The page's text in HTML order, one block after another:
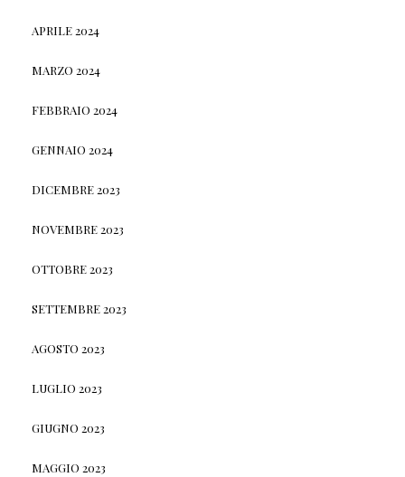
APRILE 2024
MARZO 2024
FEBBRAIO 2024
GENNAIO 2024
DICEMBRE 2023
NOVEMBRE 2023
OTTOBRE 2023
SETTEMBRE 2023
AGOSTO 2023
LUGLIO 2023
GIUGNO 2023
MAGGIO 2023